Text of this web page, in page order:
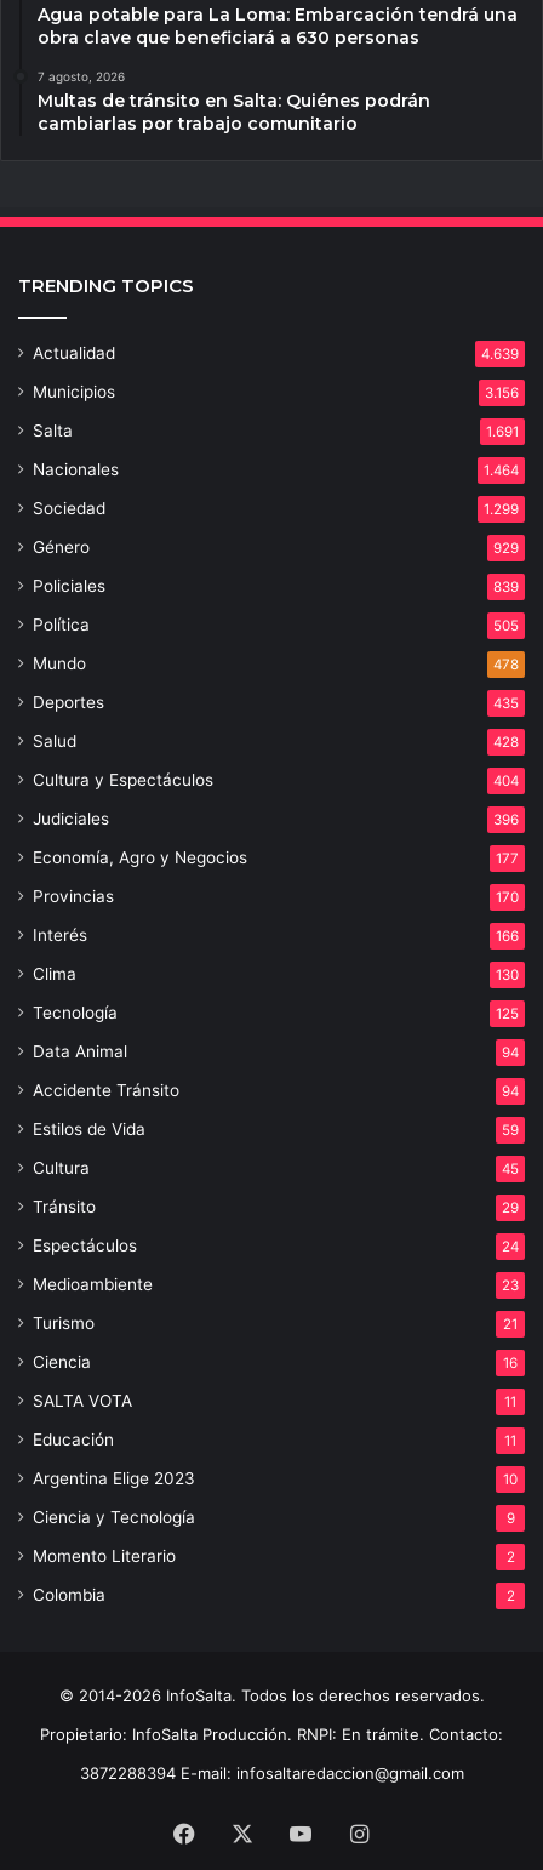
Agua potable para La Loma: Embarcación tendrá una
obra clave que beneficiará a 630 personas
7 agosto, 2026
Multas de tránsito en Salta: Quiénes podrán
cambiarlas por trabajo comunitario
TRENDING TOPICS
Actualidad 4.639
Municipios 3.156
Salta 1.691
Nacionales 1.464
Sociedad 1.299
Género 929
Policiales 839
Política 505
Mundo 478
Deportes 435
Salud 428
Cultura y Espectáculos 404
Judiciales 396
Economía, Agro y Negocios 177
Provincias 170
Interés 166
Clima 130
Tecnología 125
Data Animal 94
Accidente Tránsito 94
Estilos de Vida 59
Cultura 45
Tránsito 29
Espectáculos 24
Medioambiente 23
Turismo 21
Ciencia 16
SALTA VOTA 11
Educación 11
Argentina Elige 2023 10
Ciencia y Tecnología 9
Momento Literario 2
Colombia 2
© 2014-2026 InfoSalta. Todos los derechos reservados.
Propietario: InfoSalta Producción. RNPI: En trámite. Contacto:
3872288394 E-mail: infosaltaredaccion@gmail.com
Facebook YouTubeInstagram